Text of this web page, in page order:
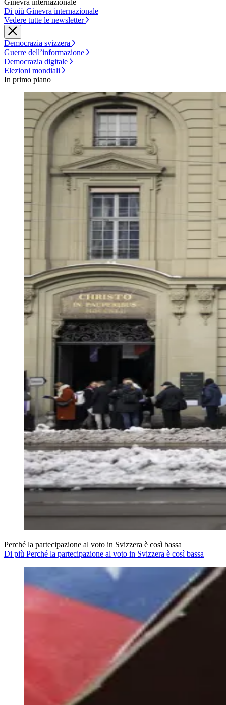
Ginevra internazionale
Di più Ginevra internazionale
Vedere tutte le newsletter
Democrazia svizzera
Guerre dell’informazione
Democrazia digitale
Elezioni mondiali
In primo piano
Perché la partecipazione al voto in Svizzera è così bassa
Di più Perché la partecipazione al voto in Svizzera è così bassa